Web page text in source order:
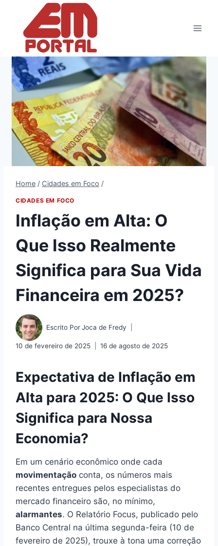
Conteúdo
Home / Cidades em Foco /
CIDADES EM FOCO
Inflação em Alta: O
Que Isso Realmente
Significa para Sua Vida
Financeira em 2025?
Escrito PorJoca de Fredy
10 de fevereiro de 2025 16 de agosto de 2025
Expectativa de Inflação em
Alta para 2025: O Que Isso
Significa para Nossa
Economia?
Em um cenário econômico onde cada
movimentação conta, os números mais
recentes entregues pelos especialistas do
mercado financeiro são, no mínimo,
alarmantes. O Relatório Focus, publicado pelo
Banco Central na última segunda-feira (10 de
fevereiro de 2025), trouxe à tona uma correção